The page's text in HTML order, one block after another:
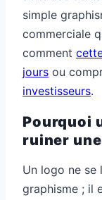
simple
commerciale
comment
jours ou
investisseurs.
Pourquoi
ruiner
Un logo ne se
graphisme ; il